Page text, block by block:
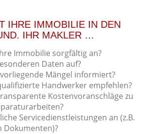
IHRE IMMOBILIE IN DEN
IHR MAKLER …
Immobilie sorgfältig an?
Daten auf?
Mängel informiert?
Handwerker empfehlen?
Kostenvoranschläge zu
Servicedienstleistungen an (z.B.
Dokumenten)?